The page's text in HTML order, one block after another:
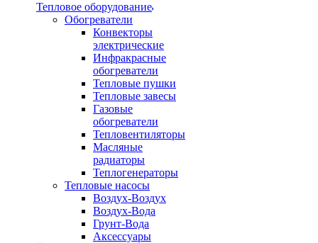
Тепловое оборудование
Обогреватели
Конвекторы
электрические
Инфракрасные
обогреватели
Тепловые пушки
Тепловые завесы
Газовые
обогреватели
Тепловентиляторы
Масляные
радиаторы
Теплогенераторы
Тепловые насосы
Воздух-Воздух
Воздух-Вода
Грунт-Вода
Аксессуары